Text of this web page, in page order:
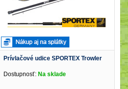
Prívlačové udice SPORTEX Trowler
Dostupnosť: Na sklade